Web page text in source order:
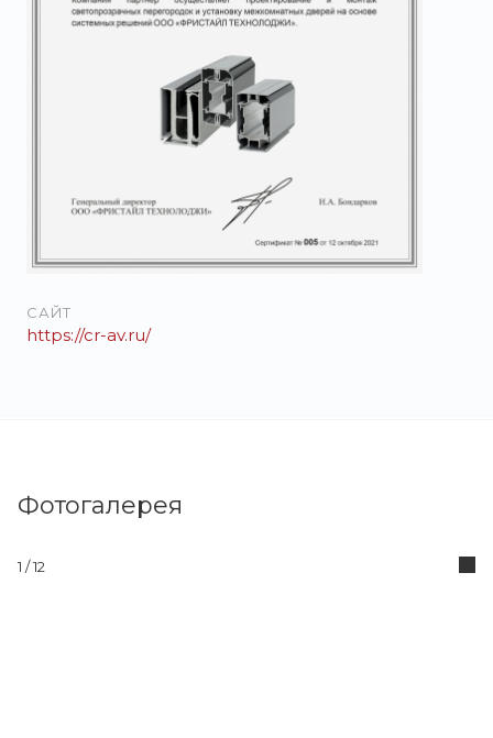
САЙТ
https://cr-av.ru/
Фотогалерея
1 / 12